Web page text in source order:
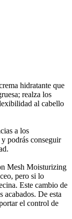
hidratante que
realza los
al cabello
a los
podrás conseguir
Mesh Moisturizing
pero si lo
Este cambio de
acabados. De esta
el control de